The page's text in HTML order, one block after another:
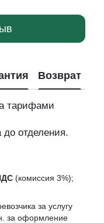
Возврат
тарифами
до отделения.
(комиссия 3%);
за услугу
за оформление